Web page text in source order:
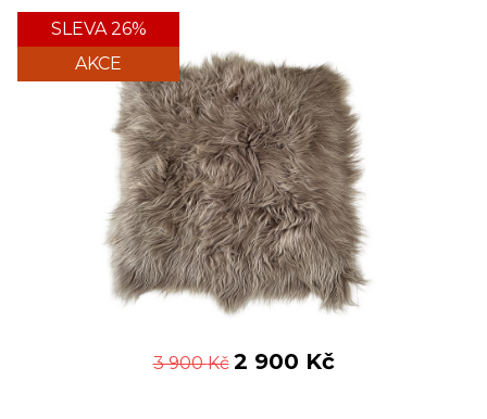
SLEVA 26%
AKCE
3 900Kč 2 900 Kč